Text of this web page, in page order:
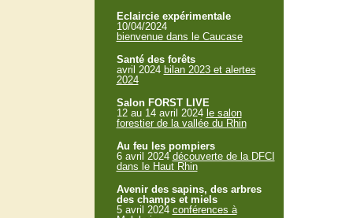
Eclaircie expérimentale
10/04/2024
bienvenue dans le Caucase
Santé des forêts
avril 2024 bilan 2023 et alertes
2024
Salon FORST LIVE
12 au 14 avril 2024 le salon
forestier de la vallée du Rhin
Au feu les pompiers
6 avril 2024 découverte de la DFCI
dans le Haut Rhin
Avenir des sapins, des arbres
des champs et miels
5 avril 2024 conférences à